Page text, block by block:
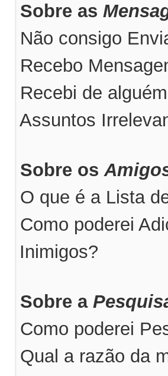
Sobre as
Não consigo
Recebo
Recebi de
Assuntos
Sobre os
O que é a Lista
Como poderei
Inimigos?
Sobre a
Como poderei
Qual a razão da